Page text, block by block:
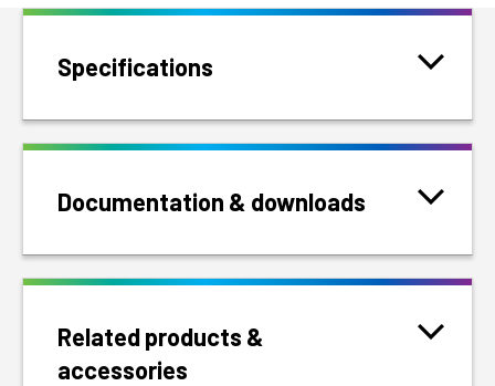
Specifications
Documentation & downloads
Related products &
accessories